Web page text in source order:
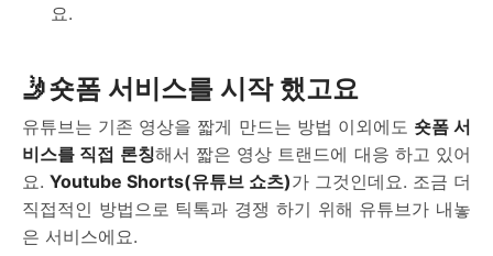
요.
🤳숏폼 서비스를 시작 했고요
유튜브는 기존 영상을 짧게 만드는 방법 이외에도 숏폼 서
비스를 직접 론칭해서 짧은 영상 트랜드에 대응 하고 있어
요. Youtube Shorts(유튜브 쇼츠)가 그것인데요. 조금 더
직접적인 방법으로 틱톡과 경쟁 하기 위해 유튜브가 내놓
은 서비스에요.